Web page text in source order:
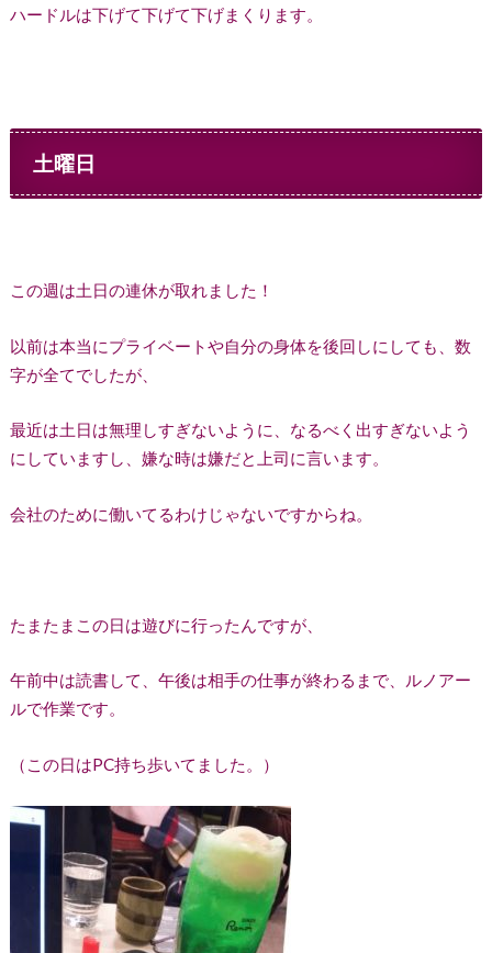
ハードルは下げて下げて下げまくります。
土曜日
この週は土日の連休が取れました！
以前は本当にプライベートや自分の身体を後回しにしても、数
字が全てでしたが、
最近は土日は無理しすぎないように、なるべく出すぎないよう
にしていますし、嫌な時は嫌だと上司に言います。
会社のために働いてるわけじゃないですからね。
たまたまこの日は遊びに行ったんですが、
午前中は読書して、午後は相手の仕事が終わるまで、ルノアー
ルで作業です。
（この日はPC持ち歩いてました。）